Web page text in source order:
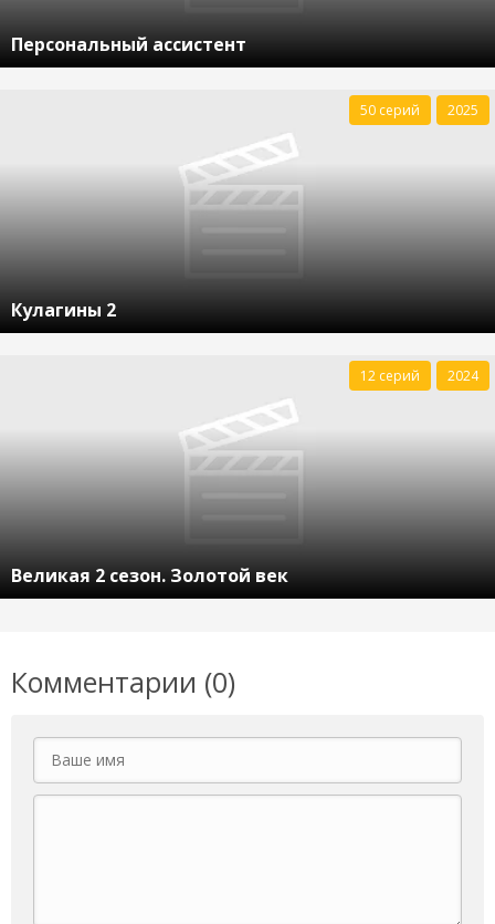
Персональный ассистент
Кулагины 2
50 серий 2025
Великая 2 сезон. Золотой век
12 серий 2024
Комментарии (0)